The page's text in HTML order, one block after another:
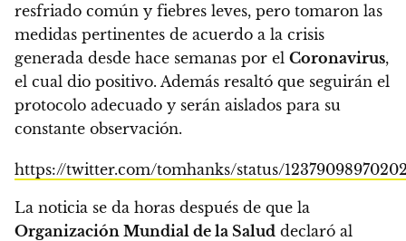
resfriado común y fiebres leves, pero tomaron las
medidas pertinentes de acuerdo a la crisis
generada desde hace semanas por el Coronavirus,
el cual dio positivo. Además resaltó que seguirán el
protocolo adecuado y serán aislados para su
constante observación.
https://twitter.com/tomhanks/status/
La noticia se da horas después de que la
Organización Mundial de la Salud declaró al